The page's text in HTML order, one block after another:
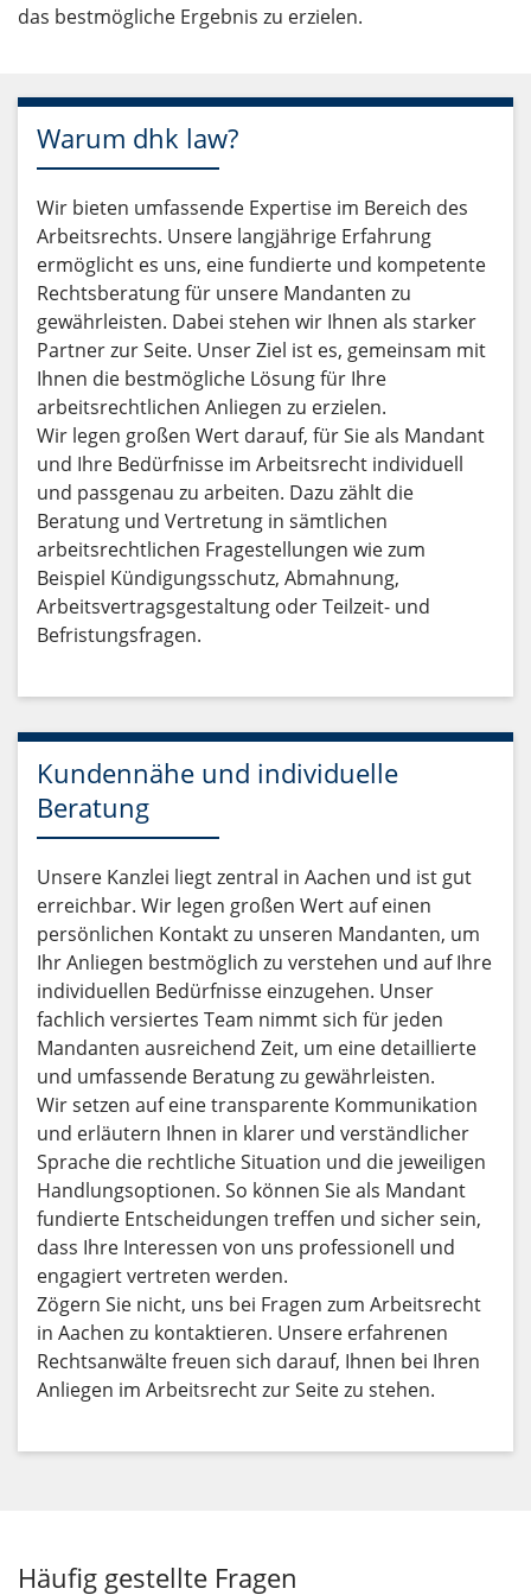
das bestmögliche Ergebnis zu erzielen.
Warum dhk law?
Wir bieten umfassende Expertise im Bereich des
Arbeitsrechts. Unsere langjährige Erfahrung
ermöglicht es uns, eine fundierte und kompetente
Rechtsberatung für unsere Mandanten zu
gewährleisten. Dabei stehen wir Ihnen als starker
Partner zur Seite. Unser Ziel ist es, gemeinsam mit
Ihnen die bestmögliche Lösung für Ihre
arbeitsrechtlichen Anliegen zu erzielen.
Wir legen großen Wert darauf, für Sie als Mandant
und Ihre Bedürfnisse im Arbeitsrecht individuell
und passgenau zu arbeiten. Dazu zählt die
Beratung und Vertretung in sämtlichen
arbeitsrechtlichen Fragestellungen wie zum
Beispiel Kündigungsschutz, Abmahnung,
Arbeitsvertragsgestaltung oder Teilzeit- und
Befristungsfragen.
Kundennähe und individuelle
Beratung
Unsere Kanzlei liegt zentral in Aachen und ist gut
erreichbar. Wir legen großen Wert auf einen
persönlichen Kontakt zu unseren Mandanten, um
Ihr Anliegen bestmöglich zu verstehen und auf Ihre
individuellen Bedürfnisse einzugehen. Unser
fachlich versiertes Team nimmt sich für jeden
Mandanten ausreichend Zeit, um eine detaillierte
und umfassende Beratung zu gewährleisten.
Wir setzen auf eine transparente Kommunikation
und erläutern Ihnen in klarer und verständlicher
Sprache die rechtliche Situation und die jeweiligen
Handlungsoptionen. So können Sie als Mandant
fundierte Entscheidungen treffen und sicher sein,
dass Ihre Interessen von uns professionell und
engagiert vertreten werden.
Zögern Sie nicht, uns bei Fragen zum Arbeitsrecht
in Aachen zu kontaktieren. Unsere erfahrenen
Rechtsanwälte freuen sich darauf, Ihnen bei Ihren
Anliegen im Arbeitsrecht zur Seite zu stehen.
Häufig gestellte Fragen